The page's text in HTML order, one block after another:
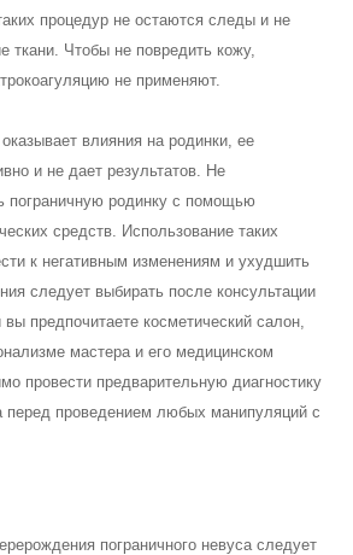
процедур не остаются следы и не
ткани. Чтобы не повредить кожу,
не применяют.
влияния на родинки, ее
и не дает результатов. Не
пограничную родинку с помощью
средств. Использование таких
к негативным изменениям и ухудшить
следует выбирать после консультации
предпочитаете косметический салон,
мастера и его медицинском
провести предварительную диагностику
перед проведением любых манипуляций с
пограничного невуса следует